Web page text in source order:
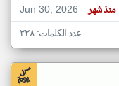
Jun 30, 2026
منذ شهر
عدد الكلمات: ٢٢٨